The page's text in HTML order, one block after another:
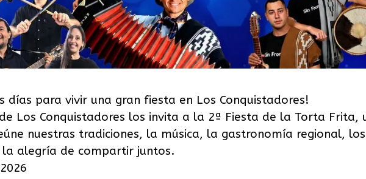
días para vivir una gran fiesta en Los Conquistadores!
Los Conquistadores los invita a la 2ª Fiesta de la Torta Frita,
nuestras tradiciones, la música, la gastronomía regional, los
la alegría de compartir juntos.